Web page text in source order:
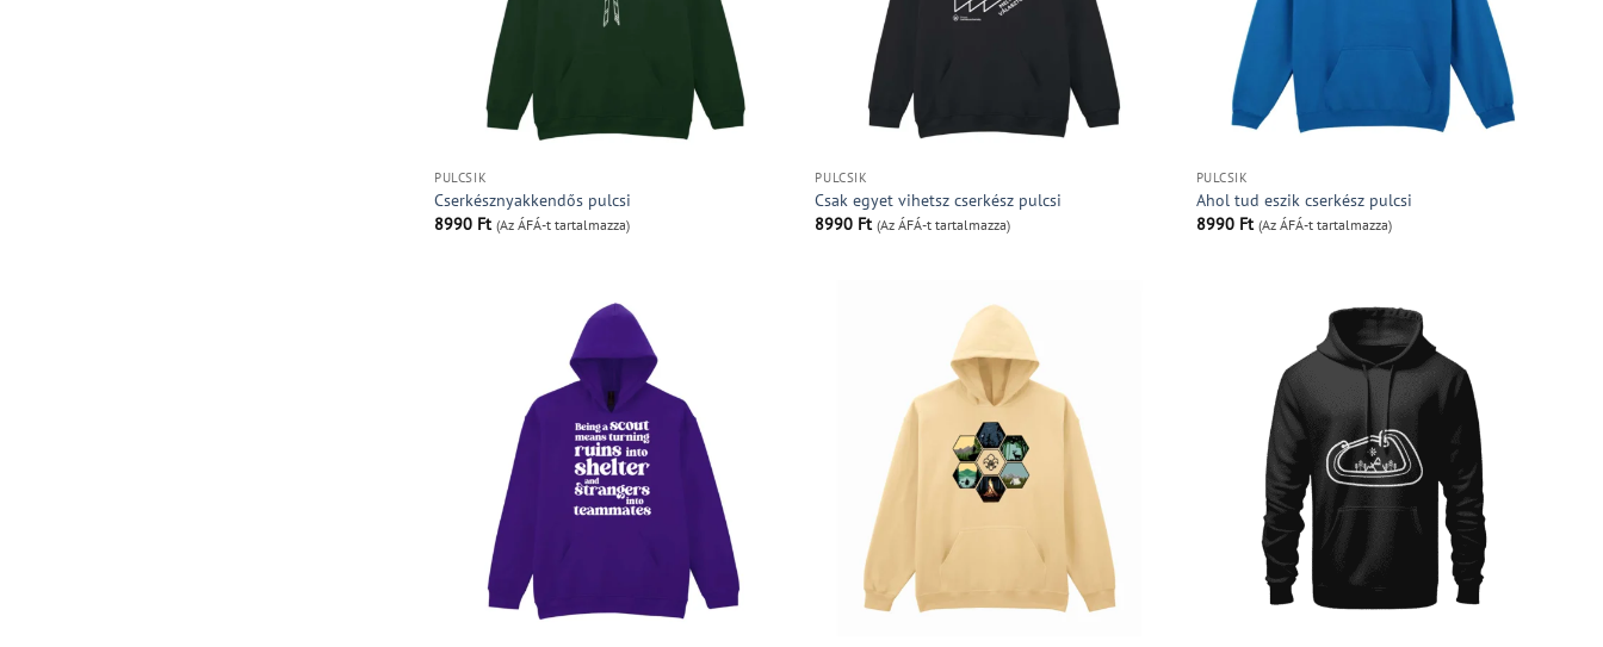
PULCSIK
Cserkésznyakkendős pulcsi
8990 Ft (Az ÁFÁ-t tartalmazza)
PULCSIK
Csak egyet vihetsz cserkész pulcsi
8990 Ft (Az ÁFÁ-t tartalmazza)
PULCSIK
Ahol tud eszik cserkész pulcsi
8990 Ft (Az ÁFÁ-t tartalmazza)